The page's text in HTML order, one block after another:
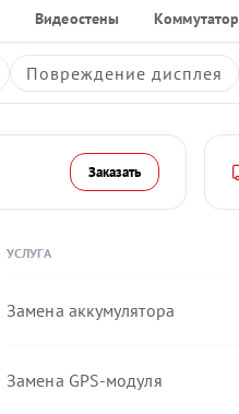
Видеостены Коммутатор
Повреждение дисплея
Заказать
УСЛУГА
Замена аккумулятора
Замена GPS-модуля